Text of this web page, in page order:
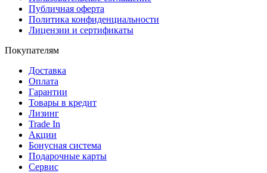
Публичная оферта
Политика конфиденциальности
Лицензии и сертификаты
Покупателям
Доставка
Оплата
Гарантии
Товары в кредит
Лизинг
Trade In
Акции
Бонусная система
Подарочные карты
Сервис